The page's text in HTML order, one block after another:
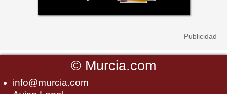
© Murcia.com
info@murcia.com